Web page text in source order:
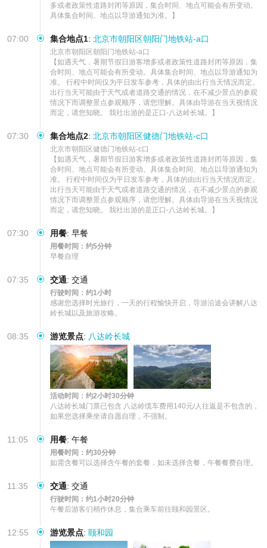
多或者政策性道路封闭等原因，集合时间、地点可能会有所变动。
具体集合时间、地点以导游通知为准。】
07:00 集合地点1: 北京市朝阳区朝阳门地铁站-a口
北京市朝阳区朝阳门地铁站-a口
【如遇天气，暑期节假日游客增多或者政策性道路封闭等原因，集
合时间、地点可能会有所变动。具体集合时间、地点以导游通知为
准。 行程中时间仅为平日发车参考，具体的由出行当天情况而定。
出行当天可能由于天气或者道路交通的情况，在不减少景点的参观
情况下而调整景点参观顺序，请您理解。具体由导游在当天视情况
而定，请您知晓。 我社出游的是正口-八达岭长城。】
07:30 集合地点2: 北京市朝阳区健德门地铁站-c口
北京市朝阳区健德门地铁站-c口
【如遇天气，暑期节假日游客增多或者政策性道路封闭等原因，集
合时间、地点可能会有所变动。具体集合时间、地点以导游通知为
准。 行程中时间仅为平日发车参考，具体的由出行当天情况而定。
出行当天可能由于天气或者道路交通的情况，在不减少景点的参观
情况下而调整景点参观顺序，请您理解。具体由导游在当天视情况
而定，请您知晓。 我社出游的是正口-八达岭长城。】
07:30 用餐: 早餐
用餐时间：约5分钟
早餐自理
07:35 交通: 交通
行驶时间：约1小时
感谢您选择时光旅行，一天的行程愉快开启，导游沿途会讲解八达
岭长城以及旅游攻略。
08:35 游览景点: 八达岭长城
活动时间：约2小时30分钟
八达岭长城门票已包含 八达岭缆车费用140元/人往返是不包含的，
如果您选择乘坐请自愿自理，不强制。
11:05 用餐: 午餐
用餐时间：约30分钟
如需含餐可以选择含午餐的套餐，如未选择含餐，午餐餐费自理。
11:35 交通: 交通
行驶时间：约1小时20分钟
午餐后游客们稍作休息，集合乘车前往颐和园景区。
12:55 游览景点: 颐和园